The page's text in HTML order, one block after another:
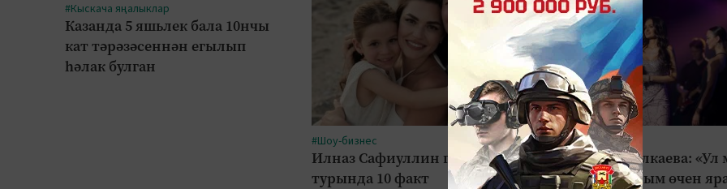
#Кыскача яңалыклар
Казанда 5 яшьлек бала 10нчы
кат тәрәзәсеннән егылып
һәлак булган
#Шоу-бизнес
Илназ Сафиуллин гаиләсе
турында 10 факт
#Шоу-бизнес
Зәринә Асылкаева: «Ул
кеше булганым өчен